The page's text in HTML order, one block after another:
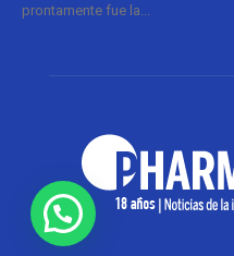
prontamente fue la...